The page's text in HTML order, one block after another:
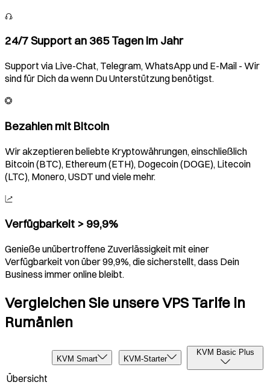
24/7 Support an 365 Tagen im Jahr
Support via Live-Chat, Telegram, WhatsApp und E-Mail - Wir
sind für Dich da wenn Du Unterstützung benötigst.
Bezahlen mit Bitcoin
Wir akzeptieren beliebte Kryptowährungen, einschließlich
Bitcoin (BTC), Ethereum (ETH), Dogecoin (DOGE), Litecoin
(LTC), Monero, USDT und viele mehr.
Verfügbarkeit > 99,9%
Genieße unübertroffene Zuverlässigkeit mit einer
Verfügbarkeit von über 99,9%, die sicherstellt, dass Dein
Business immer online bleibt.
Vergleichen Sie unsere VPS Tarife in
Rumänien
KVM Smart KVM-Starter
KVM Basic Plus
Übersicht